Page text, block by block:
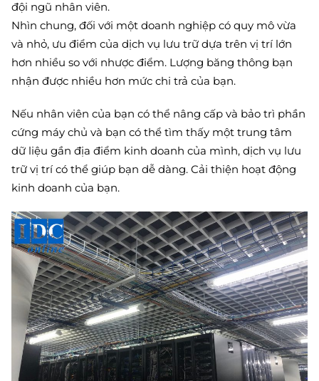
đội ngũ nhân viên.
Nhìn chung, đối với một doanh nghiệp có quy mô vừa
và nhỏ, ưu điểm của dịch vụ lưu trữ dựa trên vị trí lớn
hơn nhiều so với nhược điểm. Lượng băng thông bạn
nhận được nhiều hơn mức chi trả của bạn.
Nếu nhân viên của bạn có thể nâng cấp và bảo trì phần
cứng máy chủ và bạn có thể tìm thấy một trung tâm
dữ liệu gần địa điểm kinh doanh của mình, dịch vụ lưu
trữ vị trí có thể giúp bạn dễ dàng. Cải thiện hoạt động
kinh doanh của bạn.